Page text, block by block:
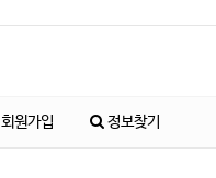
회원가입 정보찾기